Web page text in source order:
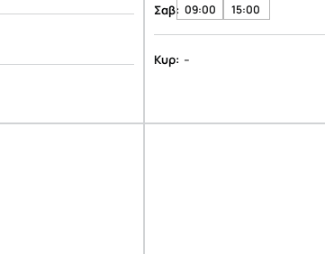
Σαβ: 09:00 15:00
Κυρ: -